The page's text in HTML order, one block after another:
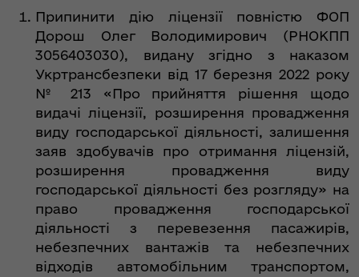
Припинити дію ліцензії повністю ФОП
Дорош Олег Володимирович (РНОКПП
3056403030), видану згідно з наказом
Укртрансбезпеки від 17 березня 2022 року
№ 213 «Про прийняття рішення щодо
видачі ліцензії, розширення провадження
виду господарської діяльності, залишення
заяв здобувачів про отримання ліцензій,
розширення провадження виду
господарської діяльності без розгляду» на
право провадження господарської
діяльності з перевезення пасажирів,
небезпечних вантажів та небезпечних
відходів автомобільним транспортом,